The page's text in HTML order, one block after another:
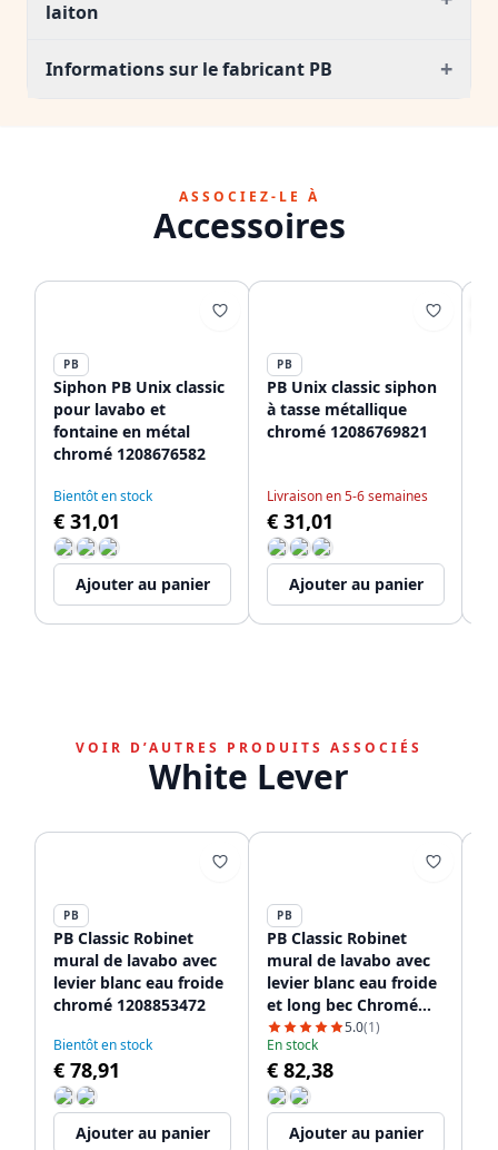
laiton
Informations sur le fabricant PB +
ASSOCIEZ-LE À
Accessoires
PB
Siphon PB Unix classic
pour lavabo et
fontaine en métal
chromé 1208676582
Bientôt en stock
€ 31,01
Ajouter au panier
PB
PB Unix classic siphon
à tasse métallique
chromé 12086769821
Livraison en 5-6 semaines
€ 31,01
Ajouter au panier
VOIR D’AUTRES PRODUITS ASSOCIÉS
White Lever
PB
PB Classic Robinet
mural de lavabo avec
levier blanc eau froide
chromé 1208853472
Bientôt en stock
€ 78,91
Ajouter au panier
PB
PB Classic Robinet
mural de lavabo avec
levier blanc eau froide
et long bec Chromé
12088536125.0(1)
En stock
€ 82,38
Ajouter au panier